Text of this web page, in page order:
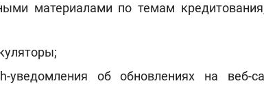
материалами по темам
об обновлениях на веб-